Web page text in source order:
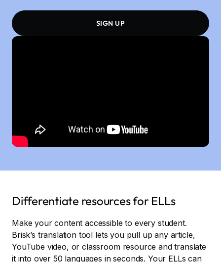
SIGN UP
Differentiate resources for ELLs
Make your content accessible to every student.
Brisk’s translation tool lets you pull up any article,
YouTube video, or classroom resource and translate
it into over 50 languages in seconds. Your ELLs can